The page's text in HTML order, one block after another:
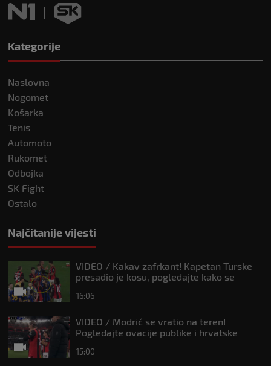
Kategorije
Naslovna
Nogomet
Košarka
Tenis
Automoto
Rukomet
Odbojka
SK Fight
Ostalo
Najčitanije vijesti
VIDEO / Kakav zafrkant! Kapetan Turske
presadio je kosu, pogledajte kako se
16:06
VIDEO / Modrić se vratio na teren!
Pogledajte ovacije publike i hrvatske
15:00